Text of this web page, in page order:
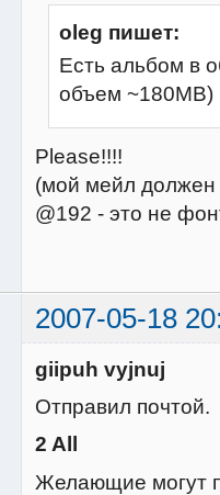
oleg пишет:
Есть альбом в
объем ~180MB)
Please!!!!
(мой мейл должен
@192 - это не
2007-05-18
giipuh vyjnuj
Отправил почтой.
2 All
Желающие могут